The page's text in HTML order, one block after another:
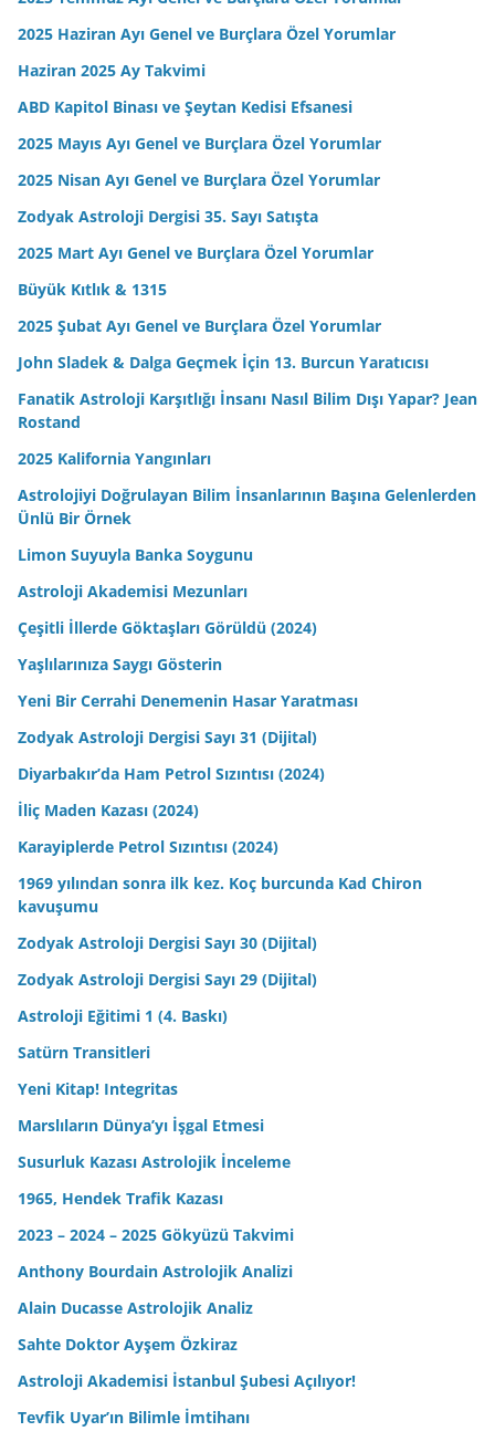
2025 Haziran Ayı Genel ve Burçlara Özel Yorumlar
Haziran 2025 Ay Takvimi
ABD Kapitol Binası ve Şeytan Kedisi Efsanesi
2025 Mayıs Ayı Genel ve Burçlara Özel Yorumlar
2025 Nisan Ayı Genel ve Burçlara Özel Yorumlar
Zodyak Astroloji Dergisi 35. Sayı Satışta
2025 Mart Ayı Genel ve Burçlara Özel Yorumlar
Büyük Kıtlık & 1315
2025 Şubat Ayı Genel ve Burçlara Özel Yorumlar
John Sladek & Dalga Geçmek İçin 13. Burcun Yaratıcısı
Fanatik Astroloji Karşıtlığı İnsanı Nasıl Bilim Dışı Yapar? Jean
Rostand
2025 Kalifornia Yangınları
Astrolojiyi Doğrulayan Bilim İnsanlarının Başına Gelenlerden
Ünlü Bir Örnek
Limon Suyuyla Banka Soygunu
Astroloji Akademisi Mezunları
Çeşitli İllerde Göktaşları Görüldü (2024)
Yaşlılarınıza Saygı Gösterin
Yeni Bir Cerrahi Denemenin Hasar Yaratması
Zodyak Astroloji Dergisi Sayı 31 (Dijital)
Diyarbakır’da Ham Petrol Sızıntısı (2024)
İliç Maden Kazası (2024)
Karayiplerde Petrol Sızıntısı (2024)
1969 yılından sonra ilk kez. Koç burcunda Kad Chiron
kavuşumu
Zodyak Astroloji Dergisi Sayı 30 (Dijital)
Zodyak Astroloji Dergisi Sayı 29 (Dijital)
Astroloji Eğitimi 1 (4. Baskı)
Satürn Transitleri
Yeni Kitap! Integritas
Marslıların Dünya’yı İşgal Etmesi
Susurluk Kazası Astrolojik İnceleme
1965, Hendek Trafik Kazası
2023 – 2024 – 2025 Gökyüzü Takvimi
Anthony Bourdain Astrolojik Analizi
Alain Ducasse Astrolojik Analiz
Sahte Doktor Ayşem Özkiraz
Astroloji Akademisi İstanbul Şubesi Açılıyor!
Tevfik Uyar’ın Bilimle İmtihanı